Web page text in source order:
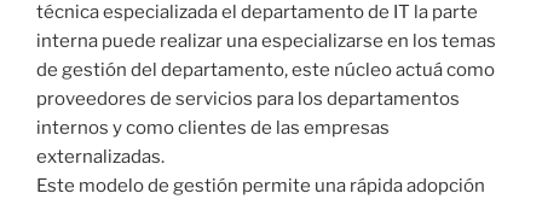
técnica especializada el departamento de IT la parte
interna puede realizar una especializarse en los temas
de gestión del departamento, este núcleo actuá como
proveedores de servicios para los departamentos
internos y como clientes de las empresas
externalizadas.
Este modelo de gestión permite una rápida adopción